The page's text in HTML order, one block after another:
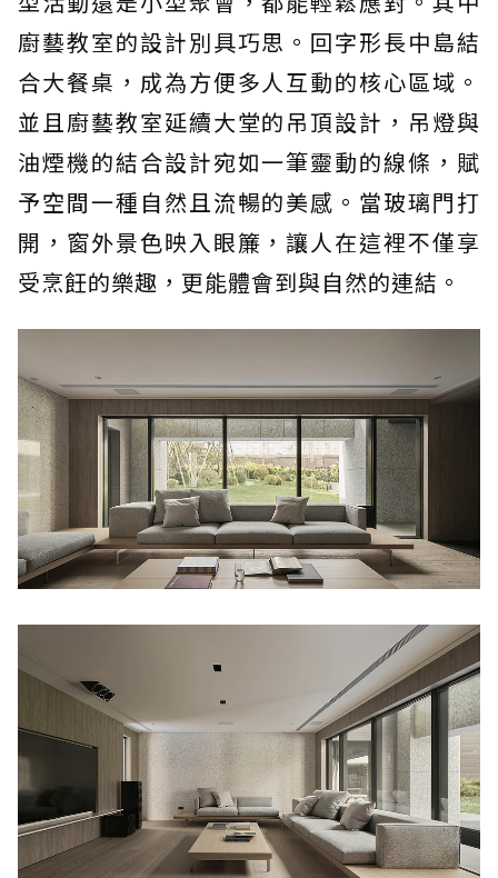
廚藝教室的設計別具巧思。回字形長中島結
合大餐桌，成為方便多人互動的核心區域。
並且廚藝教室延續大堂的吊頂設計，吊燈與
油煙機的結合設計宛如一筆靈動的線條，賦
予空間一種自然且流暢的美感。當玻璃門打
開，窗外景色映入眼簾，讓人在這裡不僅享
受烹飪的樂趣，更能體會到與自然的連結。